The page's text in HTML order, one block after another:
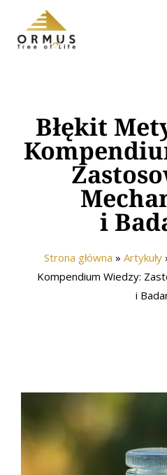
Błękit
i
Strona główna » Artykuły
Kompendium Wiedzy:
i